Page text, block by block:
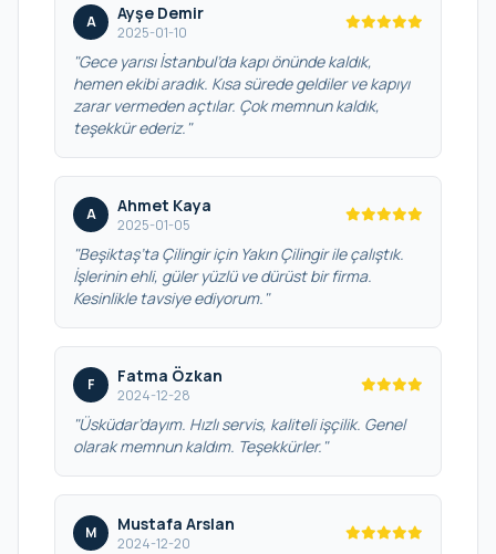
A Ayşe Demir
2025-01-10
"Gece yarısı İstanbul’da kapı önünde kaldık,
hemen ekibi aradık. Kısa sürede geldiler ve kapıyı
zarar vermeden açtılar. Çok memnun kaldık,
teşekkür ederiz."
A Ahmet Kaya
2025-01-05
"Beşiktaş’ta Çilingir için Yakın Çilingir ile çalıştık.
İşlerinin ehli, güler yüzlü ve dürüst bir firma.
Kesinlikle tavsiye ediyorum."
F Fatma Özkan
2024-12-28
"Üsküdar’dayım. Hızlı servis, kaliteli işçilik. Genel
olarak memnun kaldım. Teşekkürler."
M Mustafa Arslan
2024-12-20